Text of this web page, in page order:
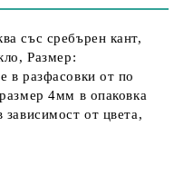
със сребърен кант,
Размер:
в разфасовки от по
4мм в опаковка
от цвета,